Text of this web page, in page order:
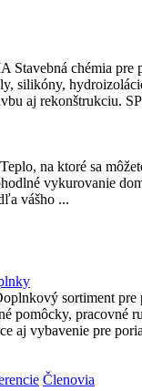
Stavebná chémia pre
silikóny,
aj rekonštrukciu.
na ktoré sa
vykurovanie
vášho ...
sortiment pre
pomôcky, pracovné
aj vybavenie pre
Členovia